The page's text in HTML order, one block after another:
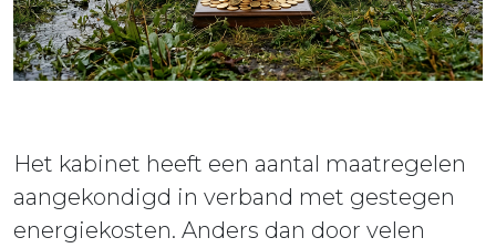
Het kabinet heeft een aantal maatregelen
aangekondigd in verband met gestegen
energiekosten. Anders dan door velen